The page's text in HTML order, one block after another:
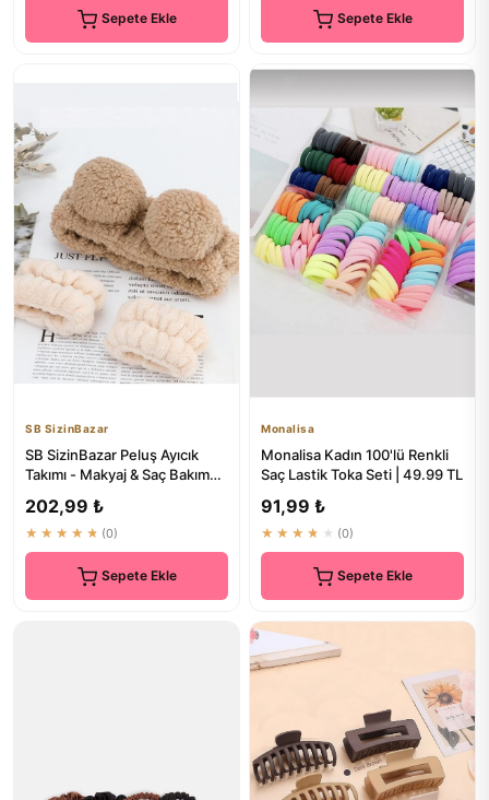
Sepete Ekle Sepete Ekle
SB SizinBazar
SB SizinBazar Peluş Ayıcık
Takımı - Makyaj & Saç Bakım
202,99 ₺
★★★★★ (0)
Sepete Ekle
Monalisa
Monalisa Kadın 100'lü Renkli
Saç Lastik Toka Seti | 49.99 TL
91,99 ₺
★★★★★ (0)
Sepete Ekle